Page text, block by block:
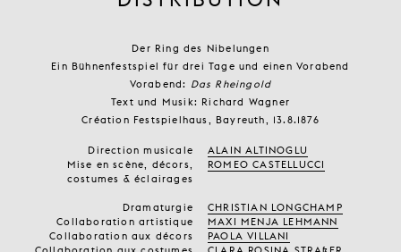
Der Ring des Nibelungen
Ein Bühnenfestspiel für drei Tage und einen Vorabend
Vorabend: Das Rheingold
Text und Musik: Richard Wagner
Création Festspielhaus, Bayreuth, 13.8.1876
Direction musicale
ALAIN ALTINOGLU
Mise en scène, décors,
costumes & éclairages
ROMEO CASTELLUCCI
Dramaturgie
CHRISTIAN LONGCHAMP
Collaboration artistique
MAXI MENJA LEHMANN
Collaboration aux décors
PAOLA VILLANI